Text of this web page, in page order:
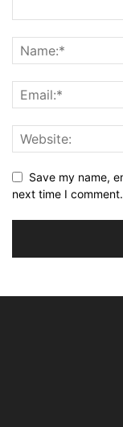
Save my name,
next time I comment.